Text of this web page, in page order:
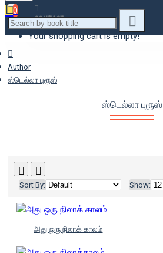
CONTACT
0
Your shopping cart is empty!
Author
ஸ்டெல்லா புரூஸ்
ஸ்டெல்லா புரூஸ்
Sort By: Show:
அது ஒரு நிலாக் காலம்